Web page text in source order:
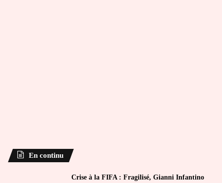
En continu
Crise à la FIFA : Fragilisé, Gianni Infantino